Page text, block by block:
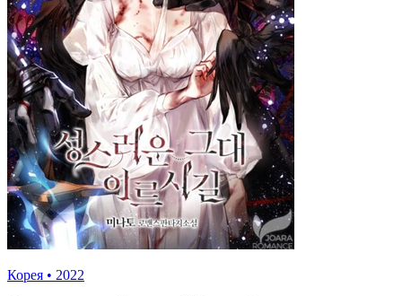
Корея • 2022